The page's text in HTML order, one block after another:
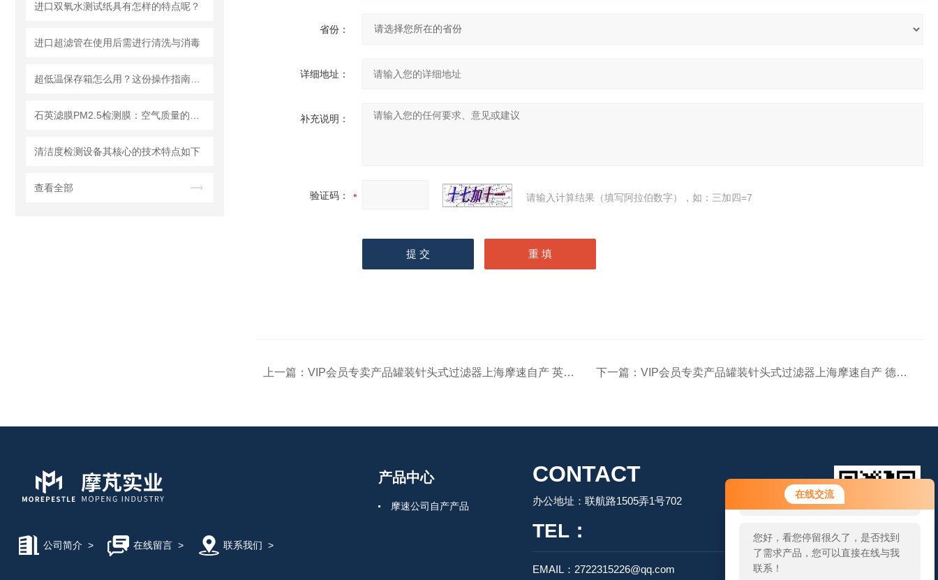
在线交流
您好！欢迎前来咨询，很高兴为您
服务，请问您要咨询什么问题呢？
您好，看您停留很久了，是否找到
了需求产品，您可以直接在线与我
联系！
进口双氧水测试纸具有怎样的特点呢？
进口超滤管在使用后需进行清洗与消毒
清洁度检测设备其核心的技术特点如下
查看全部
省份：
详细地址：
补充说明：
验证码： 请输入计算结果（填写阿拉伯数字），如：三加四=7
上一篇： VIP会员专卖产品罐装针头式过滤器上海摩速自产 英国尼龙膜0.45UM 13MM 下一篇：VIP会员专卖产品罐装针头式过滤器上海摩速自产 德国MEMBRANE PES膜0.22UM 13MM
公司简介 > 在线留言> 联系我们 >
产品中心
摩速公司自产产品
CONTACT
办公地址：联航路1505弄1号702
TEL：
EMAIL：2722315226@qq.com